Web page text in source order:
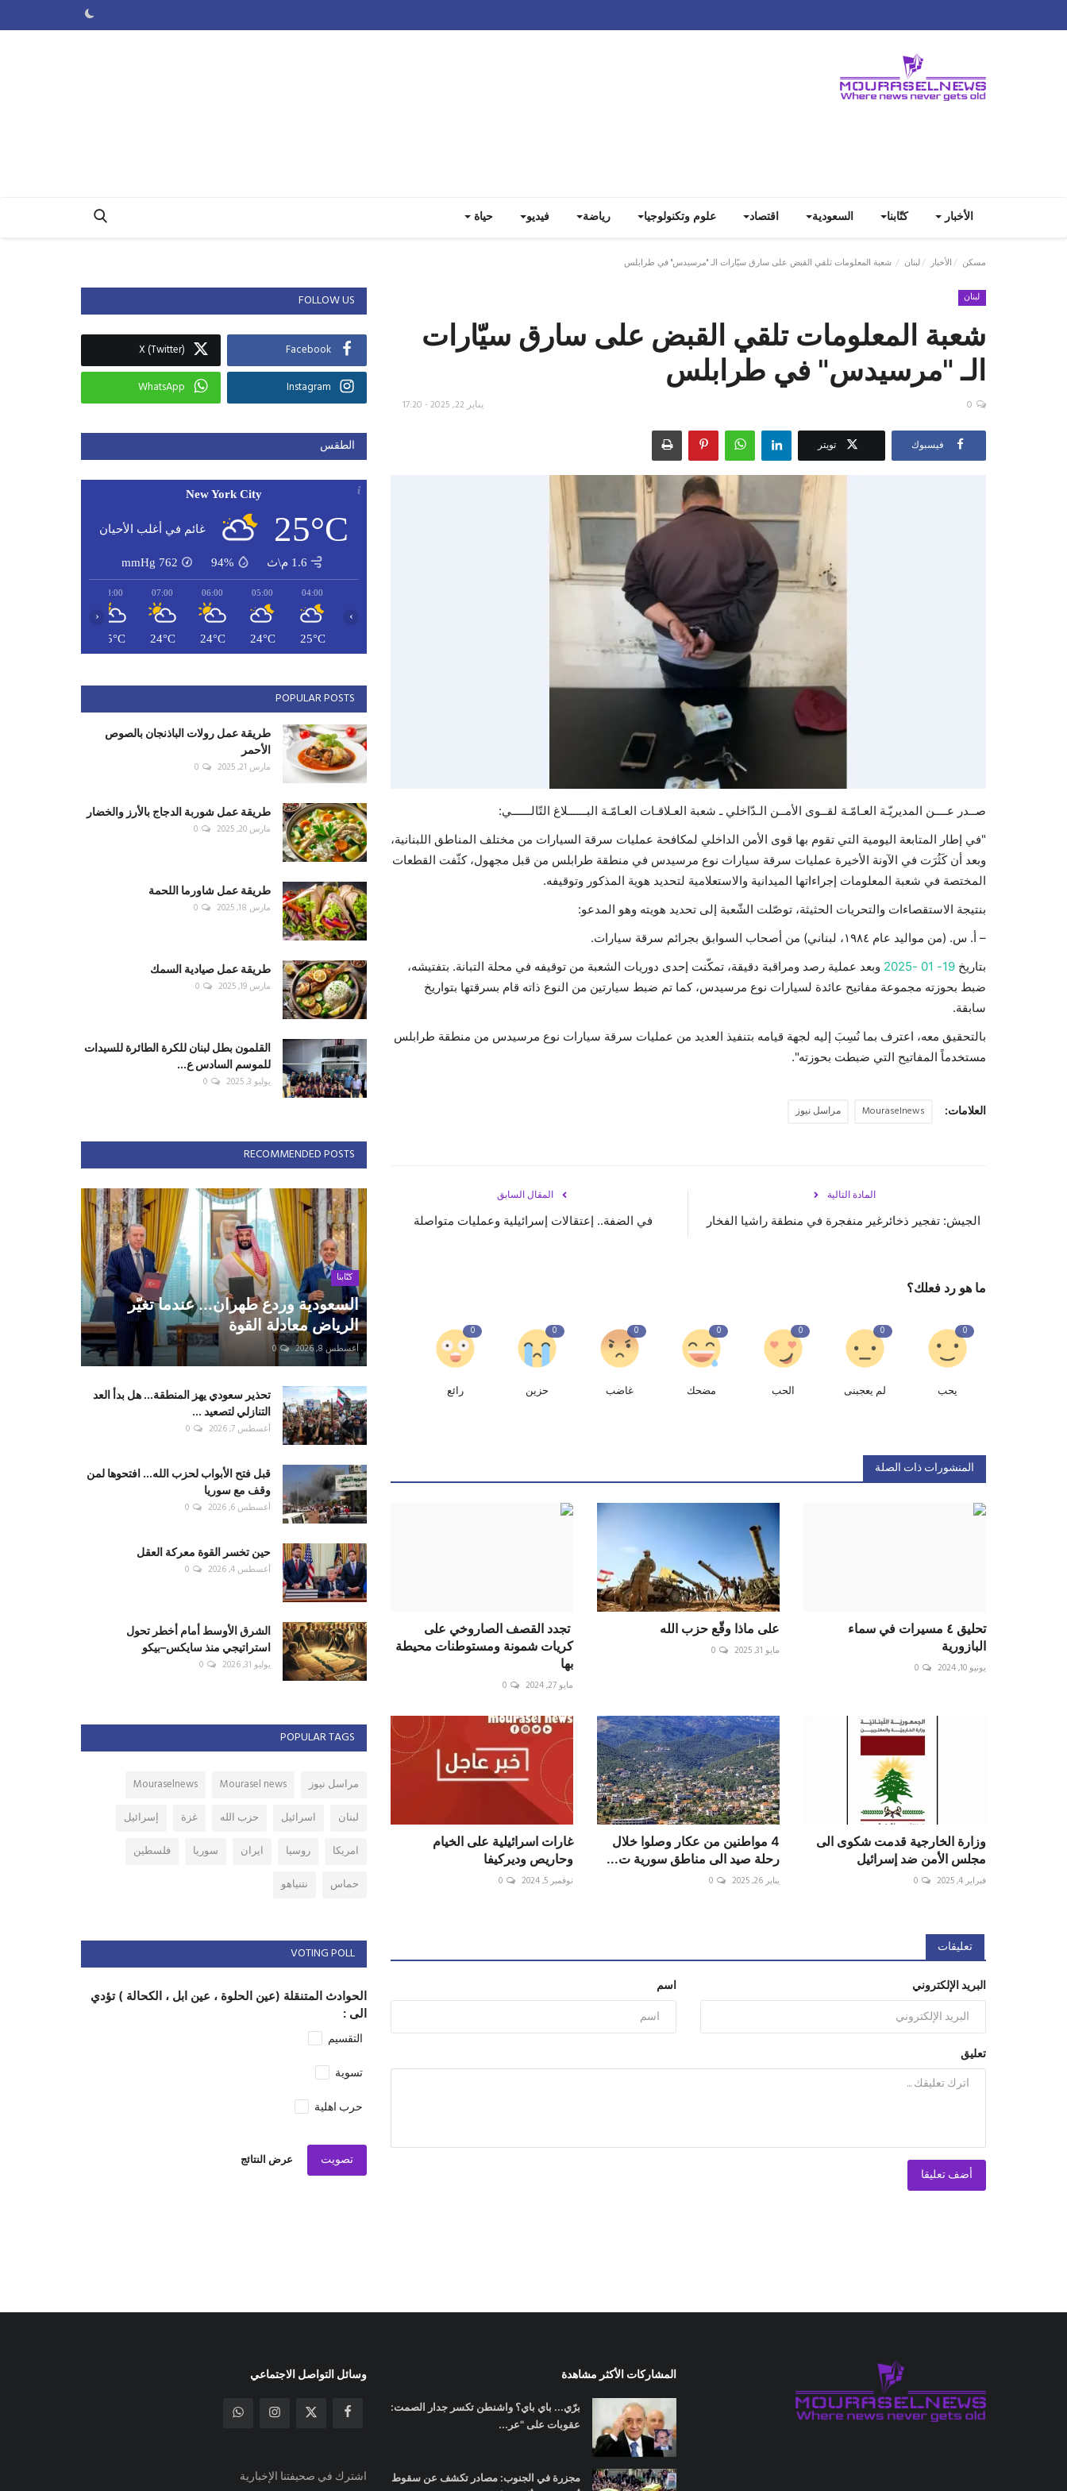
الأخبار كتّابنا السعودية اقتصاد علوم وتكنولوجيا رياضة فيديو حياة
مسكن الأخبار لبنان شعبة المعلومات تلقي القبض على سارق سيّارات الـ "مرسيدس" في طرابلس
لبنان
شعبة المعلومات تلقي القبض على سارق سيّارات
الـ "مرسيدس" في طرابلس
يناير 22, 2025 - 17:20 0
فيسبوك تويتر
صــدر عــــن المديريّـة العـامّـة لقــوى الأمــن الـدّاخلي ـ شعبة العـلاقـات العـامّـة البــــــلاغ التّالــــــي:
"في إطار المتابعة اليومية التي تقوم بها قوى الأمن الداخلي لمكافحة عمليات سرقة السيارات من مختلف المناطق اللبنانية،
وبعد أن كَثُرَت في الآونة الأخيرة عمليات سرقة سيارات نوع مرسيدس في منطقة طرابلس من قبل مجهول، كثّفت القطعات
المختصة في شعبة المعلومات إجراءاتها الميدانية والاستعلامية لتحديد هوية المذكور وتوقيفه.
بنتيجة الاستقصاءات والتحريات الحثيثة، توصّلت الشّعبة إلى تحديد هويته وهو المدعو:
– أ. س. (من مواليد عام ١٩٨٤، لبناني) من أصحاب السوابق بجرائم سرقة سيارات.
بتاريخ 19- 01 -2025
وبعد عملية رصد ومراقبة دقيقة، تمكّنت إحدى دوريات الشعبة من توقيفه في محلة التبانة. بتفتيشه،
ضبط بحوزته مجموعة مفاتيح عائدة لسيارات نوع مرسيدس، كما تم ضبط سيارتين من النوع ذاته قام بسرقتها بتواريخ
سابقة.
بالتحقيق معه، اعترف بما نُسِبَ إليه لجهة قيامه بتنفيذ العديد من عمليات سرقة سيارات نوع مرسيدس من منطقة طرابلس
مستخدماً المفاتيح التي ضبطت بحوزته".
العلامات: Mouraselnews مراسل نيوز
المقال السابق
في الضفة.. إعتقالات إسرائيلية وعمليات متواصلة
المادة التالية
الجيش: تفجير ذخائرغير منفجرة في منطقة راشيا الفخار
ما هو رد فعلك؟
0
يحب
0
لم يعجبنى
0
الحب
0
مضحك
0
غاضب
0
حزين
0
رائع
المنشورات ذات الصلة
تحليق ٤ مسيرات في سماء
البازورية
يونيو 10, 2024 0
على ماذا وقّع حزب الله
مايو 31, 2025 0
‏ تجدد القصف الصاروخي على
كريات شمونة ومستوطنات محيطة
بها
مايو 27, 2024 0
وزارة الخارجية قدمت شكوى الى
مجلس الأمن ضد إسرائيل
فبراير 4, 2025 0
4 مواطنين من عكار وصلوا خلال
رحلة صيد الى مناطق سورية ت...
يناير 26, 2025 0
‏غارات ‎اسرائيلية على الخيام
وحاريص وديركيفا
نوفمبر 5, 2024 0
تعليقات
اسم البريد الإلكتروني
تعليق
أضف تعليقا
FOLLOW US
Facebook
X (Twitter)
Instagram
WhatsApp
الطقس
New York City
25°C غائم في أغلب الأحيان
1.6 م\ث 94%
762
mmHg
04:00
25°C
05:00
24°C
06:00
24°C
07:00
24°C
08:00
25°C
‹ ›
POPULAR POSTS
طريقة عمل رولات الباذنجان بالصوص
الأحمر
مارس 21, 2025 0
طريقة عمل شوربة الدجاج بالأرز والخضار
مارس 20, 2025 0
طريقة عمل شاورما اللحمة
مارس 18, 2025 0
طريقة عمل صيادية السمك
مارس 19, 2025 0
القلمون بطل لبنان للكرة الطائرة للسيدات
للموسم السادس ع...
يوليو 3, 2025 0
RECOMMENDED POSTS
كتّابنا
السعودية وردع طهران... عندما تغيّر
الرياض معادلة القوة
أغسطس 8, 2026 0
تحذير سعودي يهز المنطقة... هل بدأ العد
التنازلي لتصعيد ...
أغسطس 7, 2026 0
قبل فتح الأبواب لحزب الله... افتحوها لمن
وقف مع سوريا
أغسطس 6, 2026 0
حين تخسر القوة معركة العقل
أغسطس 4, 2026 0
الشرق الأوسط أمام أخطر تحول
استراتيجي منذ سايكس–بيكو
يوليو 31, 2026 0
POPULAR TAGS
مراسل نيوز Mourasel news
Mouraselnews
لبنان
اسرائيل حزب الله غزة
إسرائيل
امريكا
روسيا ايران سوريا
فلسطين
حماس
نتنياهو
VOTING POLL
الحوادث المتنقلة (عين الحلوة ، عين ابل ، الكحالة ) تؤدي
الى :
التقسيم
تسوية
حرب اهلية
تصويت عرض النتائج
المشاركات الأكثر مشاهدة
برّي... باي باي؟ واشنطن تكسر جدار الصمت:
عقوبات على "عر...
مجزرة في الجنوب: مصادر تكشف عن سقوط
وسائل التواصل الاجتماعي
اشترك في صحيفتنا الإخبارية